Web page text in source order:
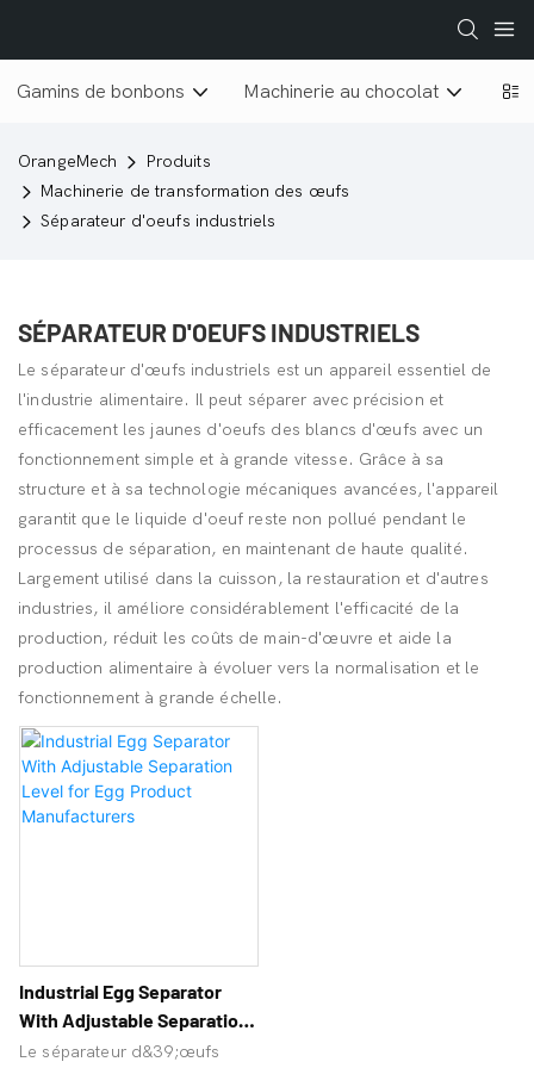
Gamins de bonbons Machinerie au chocolat
OrangeMech
Produits
Machinerie de transformation des œufs
Séparateur d'oeufs industriels
SÉPARATEUR D'OEUFS INDUSTRIELS
Le séparateur d'œufs industriels est un appareil essentiel de
l'industrie alimentaire. Il peut séparer avec précision et
efficacement les jaunes d'oeufs des blancs d'œufs avec un
fonctionnement simple et à grande vitesse. Grâce à sa
structure et à sa technologie mécaniques avancées, l'appareil
garantit que le liquide d'oeuf reste non pollué pendant le
processus de séparation, en maintenant de haute qualité.
Largement utilisé dans la cuisson, la restauration et d'autres
industries, il améliore considérablement l'efficacité de la
production, réduit les coûts de main-d'œuvre et aide la
production alimentaire à évoluer vers la normalisation et le
fonctionnement à grande échelle.
Industrial Egg Separator
With Adjustable Separation
Level For Egg Product
Le séparateur d&39;œufs